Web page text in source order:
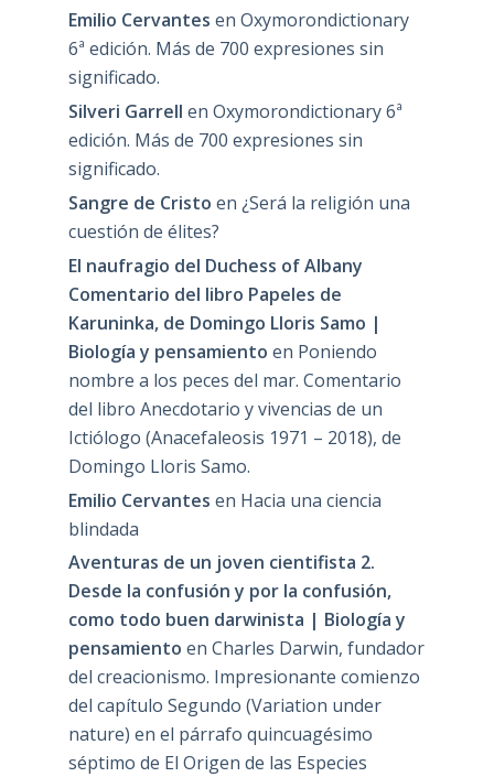
Emilio Cervantes en Oxymorondictionary
6ª edición. Más de 700 expresiones sin
significado.
Silveri Garrell en Oxymorondictionary 6ª
edición. Más de 700 expresiones sin
significado.
Sangre de Cristo en ¿Será la religión una
cuestión de élites?
El naufragio del Duchess of Albany
Comentario del libro Papeles de
Karuninka, de Domingo Lloris Samo |
Biología y pensamiento en Poniendo
nombre a los peces del mar. Comentario
del libro Anecdotario y vivencias de un
Ictiólogo (Anacefaleosis 1971 – 2018), de
Domingo Lloris Samo.
Emilio Cervantes en Hacia una ciencia
blindada
Aventuras de un joven cientifista 2.
Desde la confusión y por la confusión,
como todo buen darwinista | Biología y
pensamiento en Charles Darwin, fundador
del creacionismo. Impresionante comienzo
del capítulo Segundo (Variation under
nature) en el párrafo quincuagésimo
séptimo de El Origen de las Especies